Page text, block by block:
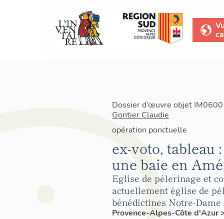
Dossier d’œuvre objet
Gontier Claudie
opération ponctuelle
ex-voto, tableau
une baie en
Eglise de pèlerinage et
actuellement église de
bénédictines Notre-
Provence-Alpes-Côte d'Azur